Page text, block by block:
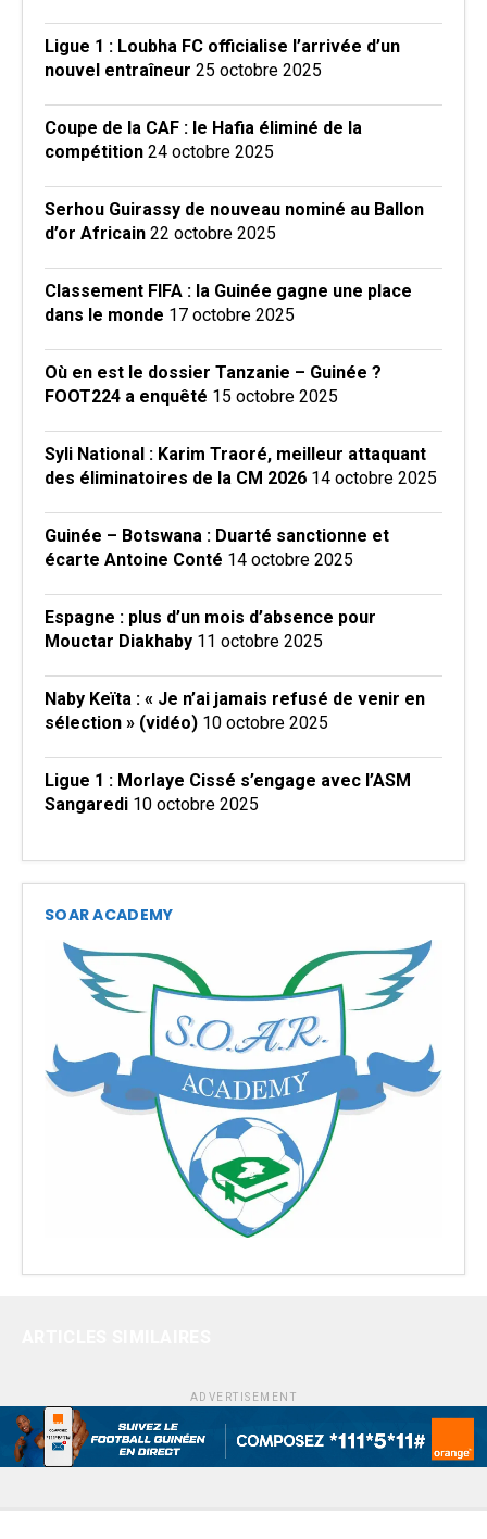
Ligue 1 : Loubha FC officialise l’arrivée d’un
nouvel entraîneur 25 octobre 2025
Coupe de la CAF : le Hafia éliminé de la
compétition 24 octobre 2025
Serhou Guirassy de nouveau nominé au Ballon
d’or Africain 22 octobre 2025
Classement FIFA : la Guinée gagne une place
dans le monde 17 octobre 2025
Où en est le dossier Tanzanie – Guinée ?
FOOT224 a enquêté 15 octobre 2025
Syli National : Karim Traoré, meilleur attaquant
des éliminatoires de la CM 2026 14 octobre 2025
Guinée – Botswana : Duarté sanctionne et
écarte Antoine Conté 14 octobre 2025
Espagne : plus d’un mois d’absence pour
Mouctar Diakhaby 11 octobre 2025
Naby Keïta : « Je n’ai jamais refusé de venir en
sélection » (vidéo) 10 octobre 2025
Ligue 1 : Morlaye Cissé s’engage avec l’ASM
Sangaredi 10 octobre 2025
SOAR ACADEMY
ADVERTISEMENT